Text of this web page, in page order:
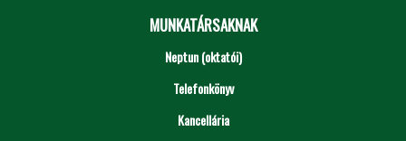
MUNKATÁRSAKNAK
Neptun (oktatói)
Telefonkönyv
Kancellária